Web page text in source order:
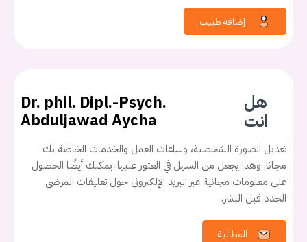
هل
انت
Dr. phil. Dipl.-Psych.
Abduljawad Aycha
تعديل الصورة الشخصية، وساعات العمل والخدمات الخاصة بك
مجانا. وهذا يجعل من السهل في العثور عليها. يمكنك أيضًا الحصول
على معلومات مجانية عبر البريد الإلكتروني حول تعليقات المرضى
الجدد قبل النشر.
المطالبة